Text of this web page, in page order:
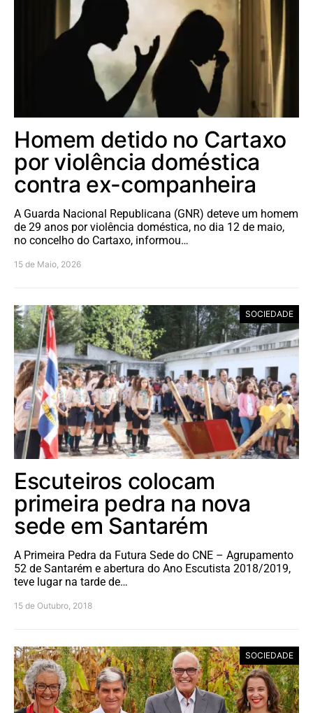
Homem detido no Cartaxo
por violência doméstica
contra ex-companheira
A Guarda Nacional Republicana (GNR) deteve um homem
de 29 anos por violência doméstica, no dia 12 de maio,
no concelho do Cartaxo, informou…
15 de Maio, 2026
SOCIEDADE
Escuteiros colocam
primeira pedra na nova
sede em Santarém
A Primeira Pedra da Futura Sede do CNE – Agrupamento
52 de Santarém e abertura do Ano Escutista 2018/2019,
teve lugar na tarde de…
15 de Outubro, 2018
SOCIEDADE